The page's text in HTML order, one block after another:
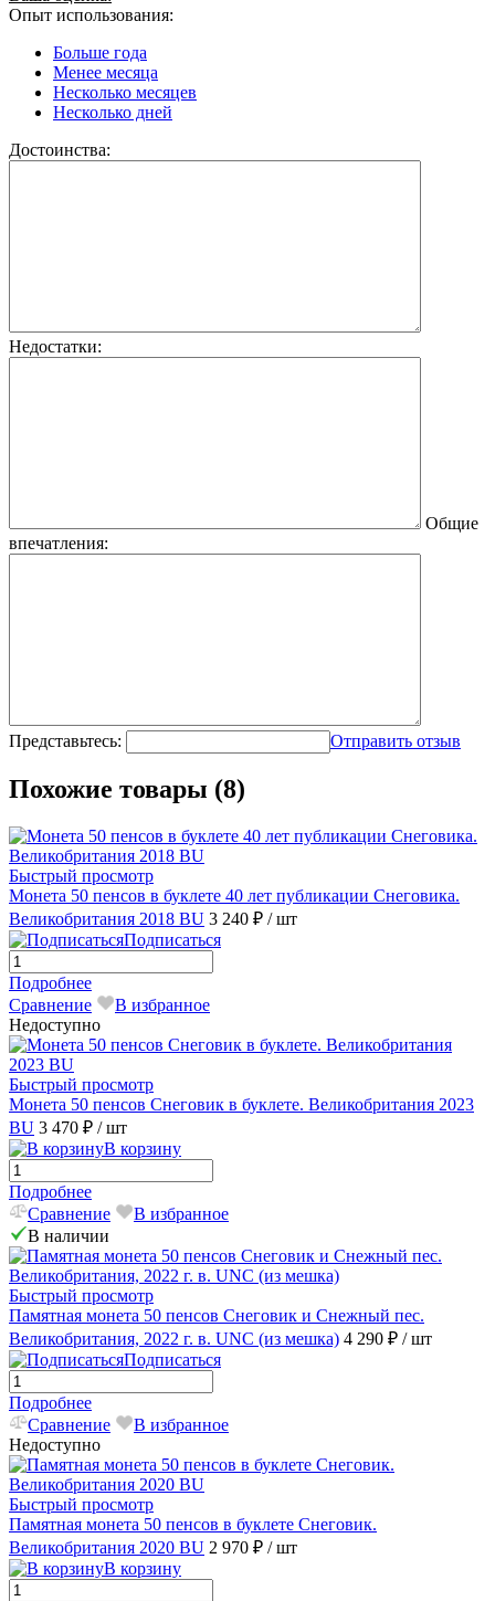
Опыт использования:
Больше года
Менее месяца
Несколько месяцев
Несколько дней
Достоинства:
Недостатки:
Общие
впечатления:
Представьтесь: Отправить отзыв
Похожие товары (8)
Быстрый просмотр
Монета 50 пенсов в буклете 40 лет публикации Снеговика.
Великобритания 2018 BU 3 240 ₽ / шт
Подписаться
Подробнее
Сравнение
В избранное
Недоступно
Быстрый просмотр
Монета 50 пенсов Снеговик в буклете. Великобритания 2023
BU 3 470 ₽ / шт
В корзину
Подробнее
Сравнение
В избранное
В наличии
Быстрый просмотр
Памятная монета 50 пенсов Снеговик и Снежный пес.
Великобритания, 2022 г. в. UNC (из мешка) 4 290 ₽ / шт
Подписаться
Подробнее
Сравнение
В избранное
Недоступно
Быстрый просмотр
Памятная монета 50 пенсов в буклете Снеговик.
Великобритания 2020 BU 2 970 ₽ / шт
В корзину